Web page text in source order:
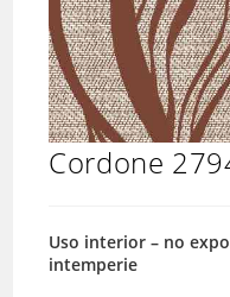
Cordone
Uso interior – no
intemperie